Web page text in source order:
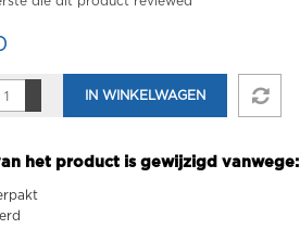
IN WINKELWAGEN
het product is gewijzigd vanwege: